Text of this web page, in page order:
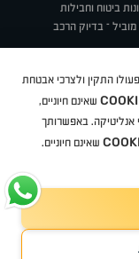
ביטוח וחבילות
– בדיוק הרכב
דרושים
טויוטהדאצ'יהפולקסווגןטסלה
TradeMobile
התקין ולצרכי אבטחת
שאינם חיוניים,
אנליטיקה. באפשרותך
שאינם חיוניים.